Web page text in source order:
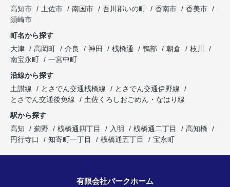
高知市
土佐市 南国市 吾川郡いの町 香南市
香美市
須崎市
町名から探す
大津
高岡町 介良 神田 桟橋通 鴨部 朝倉
枝川
南宝永町
一宮中町
沿線から探す
土讃線
とさでん交通桟橋線
とさでん交通伊野線
とさでん交通後免線
土佐くろしおごめん・なはり線
駅から探す
高知
薊野 桟橋通四丁目 入明 桟橋通二丁目
高知橋
円行寺口
知寄町一丁目 桟橋通五丁目 宝永町
有限会社パークホーム